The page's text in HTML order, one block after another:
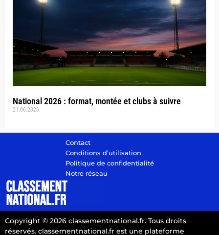
National 2026 : format, montée et clubs à suivre
21.06.2026
Contact
Conditions d’utilisation
Politique de confidentialité
Notre réseau
Copyright © 2026 classementnational.fr. Tous droits
réservés. classementnational.fr est une plateforme